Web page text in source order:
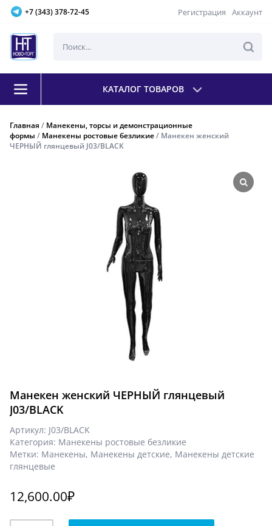
+7 (343) 378-72-45 Регистрация Аккаунт
КАТАЛОГ ТОВАРОВ
Главная / Манекены, торсы и демонстрационные
формы / Манекены ростовые безликие/ Манекен женский
ЧЕРНЫЙ глянцевый J03/BLACK
Манекен женский ЧЕРНЫЙ глянцевый
J03/BLACK
Артикул: J03/BLACK
Категория: Манекены ростовые безликие
Метки: Манекены, Манекены детские, Манекены детские
глянцевые
12,600.00₽